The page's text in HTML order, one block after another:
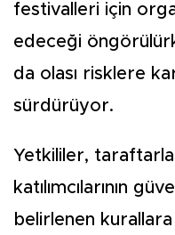
festivalleri için
edeceği
da olası risklere
sürdürüyor.
Yetkililer,
katılımcılarının
belirlenen kurallara